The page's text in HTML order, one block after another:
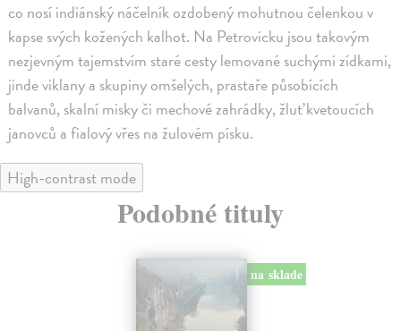
co nosí indiánský náčelník ozdobený mohutnou čelenkou v
kapse svých kožených kalhot. Na Petrovicku jsou takovým
nezjevným tajemstvím staré cesty lemované suchými zídkami,
jinde viklany a skupiny omšelých, prastaře působících
balvanů, skalní misky či mechové zahrádky, žluť kvetoucích
janovců a fialový vřes na žulovém písku.
High-contrast mode
Podobné tituly
na sklade